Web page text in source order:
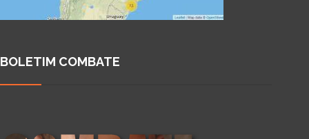
BOLETIM COMBATE